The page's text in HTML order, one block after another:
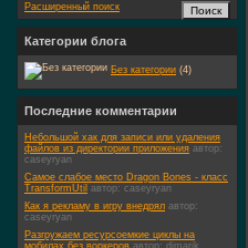
Расширенный поиск
Категории блога
Без категории (4)
Последние комментарии
Небольшой хак для записи или удаления
файлов из директории приложения автор:
caseyryan
Самое слабое место Dragon Bones - класс
TransformUtil автор: caseyryan
Как я рекламу в игру внедрял автор:
caseyryan
Разгружаем ресурсоемкие циклы на